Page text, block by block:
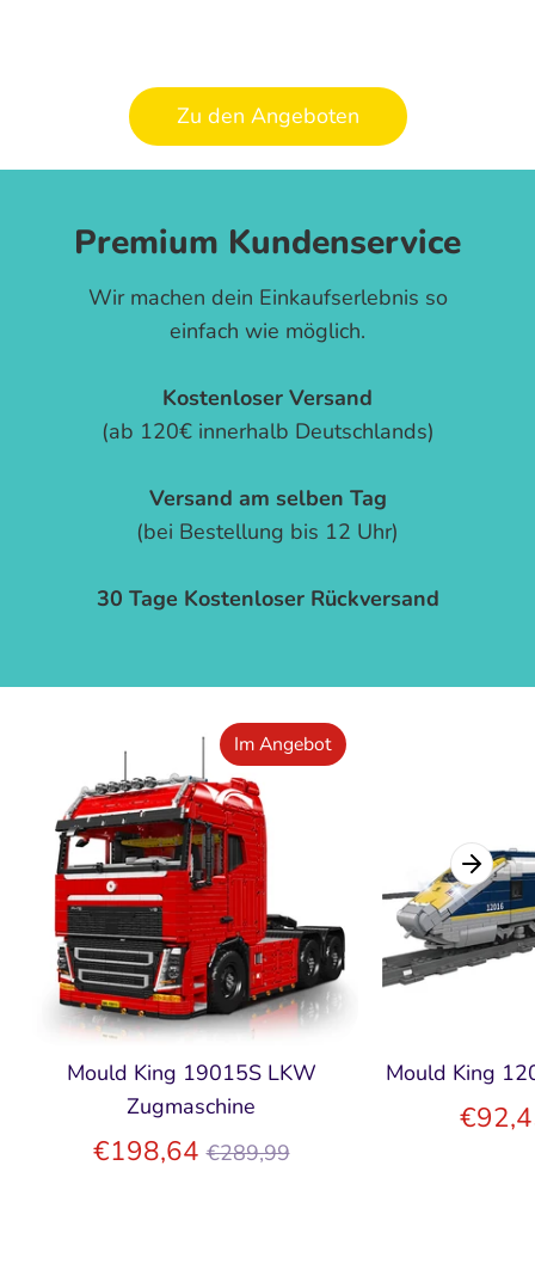
Zu den Angeboten
Premium Kundenservice
Wir machen dein Einkaufserlebnis so
einfach wie möglich.
Kostenloser Versand
(ab 120€ innerhalb Deutschlands)
Versand am selben Tag
(bei Bestellung bis 12 Uhr)
30 Tage Kostenloser Rückversand
Mould King 19015S LKW
Zugmaschine
€198,64Normaler
€289,99
Im Angebot
Mould King